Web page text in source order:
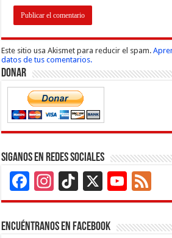
Este sitio usa Akismet para reducir el spam.
datos de tus comentarios.
Donar
Siganos en Redes Sociales
Facebook
Instagram
TikTok
X
Encuéntranos en Facebook